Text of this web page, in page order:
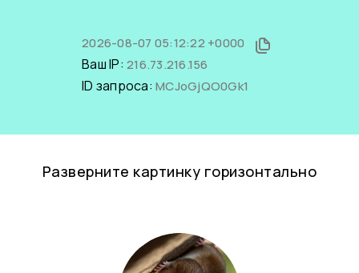
2026-08-07 05:12:22 +0000
Ваш IP: 216.73.216.156
ID запроса: MCJoGjQO0Gk1
Разверните картинку горизонтально